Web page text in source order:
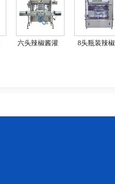
六头辣椒酱灌
8头瓶装辣椒